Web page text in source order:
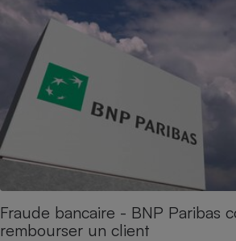
Fraude bancaire - BNP Paribas
rembourser un client